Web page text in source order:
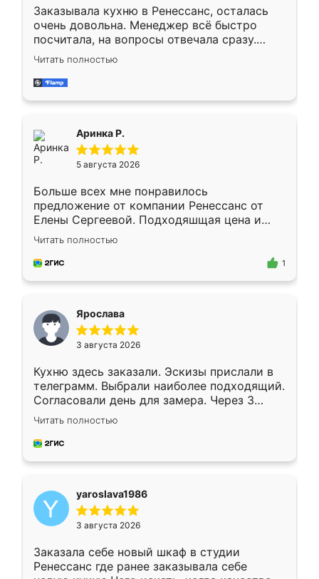
Заказывала кухню в Ренессанс, осталась
очень довольна. Менеджер всё быстро
посчитала, на вопросы отвечала сразу.
Замерщик приехал в субботу, подошёл к
делу со всей ответственностью. Собрали
за день, ребята работали аккуратно, даже
Читать полностью
Аринка Р.
5 августа 2026
Больше всех мне понравилось
предложение от компании Ренессанс от
Елены Сергеевой. Подходяшщая цена и
короткие сроки изготовления. Приехавший
для замера сотрудник Владислав
предложил по моему эскизу самый
Читать полностью
1
Ярослава
3 августа 2026
Кухню здесь заказали. Эскизы прислали в
телеграмм. Выбрали наиболее подходящий.
Согласовали день для замера. Через 3
недели кухня была уже готова. Остались
довольны работой. Спасибо Ренессанс
мебель за качественную работу!
Читать полностью
yaroslava1986
3 августа 2026
Заказала себе новый шкаф в студии
Ренессанс где ранее заказывала себе